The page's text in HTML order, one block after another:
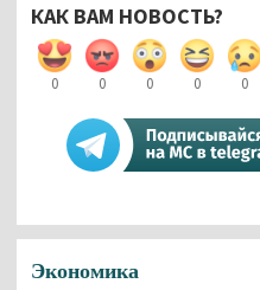
КАК ВАМ НОВОСТЬ?
0 0 0 0 0
Экономика